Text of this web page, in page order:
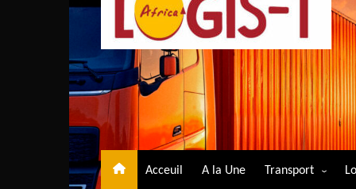
Acceuil A la Une Transport